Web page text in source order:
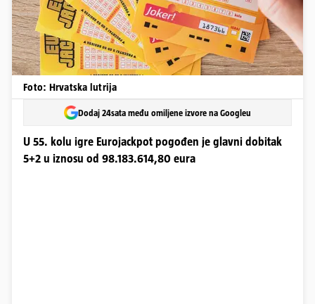
Foto: Hrvatska lutrija
Dodaj 24sata među omiljene izvore na Googleu
U 55. kolu igre Eurojackpot pogođen je glavni dobitak
5+2 u iznosu od 98.183.614,80 eura